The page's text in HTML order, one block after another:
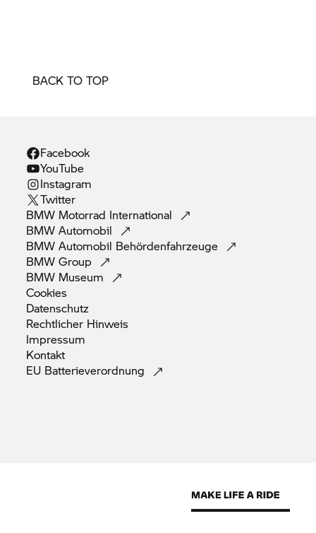
BACK TO TOP
Facebook
YouTube
Instagram
Twitter
BMW Motorrad International
BMWAutomobil
BMW Automobil Behördenfahrzeuge
BMWGroup
BMW Museum
Cookies
Datenschutz
Rechtlicher Hinweis
Impressum
Kontakt
EU Batterieverordnung